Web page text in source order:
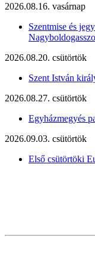
2026.08.16. vasárnap
Szentmise és
2026.08.20. csütörtök
Szent István
2026.08.27. csütörtök
Egyházmegyés
2026.09.03. csütörtök
Első csütörtöki